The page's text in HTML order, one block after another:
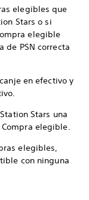
elegibles que
Stars o si
elegible
de PSN correcta
en efectivo y
Stars una
elegible.
elegibles,
con ninguna